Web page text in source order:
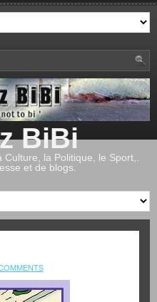
BiBi
la Politique, le Sport,.
et de blogs.